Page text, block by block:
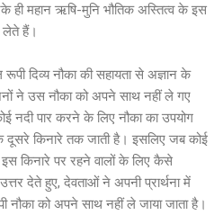
ही महान ऋषि-मुनि भौतिक अस्तित्व के इस
लेते हैं।
दिव्य नौका की सहायता से अज्ञान के
ने उस नौका को अपने साथ नहीं ले गए
नदी पार करने के लिए नौका का उपयोग
दूसरे किनारे तक जाती है। इसलिए जब कोई
इस किनारे पर रहने वालों के लिए कैसे
देते हुए, देवताओं ने अपनी प्रार्थना में
को अपने साथ नहीं ले जाया जाता है।